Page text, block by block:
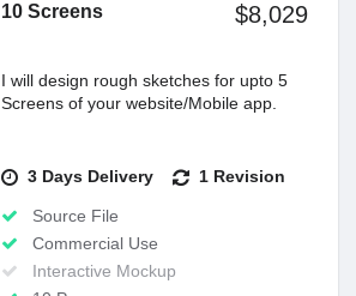
10 Screens $8,029
I will design rough sketches for upto 5
Screens of your website/Mobile app.
3 Days Delivery 1 Revision
Source File
Commercial Use
Interactive Mockup